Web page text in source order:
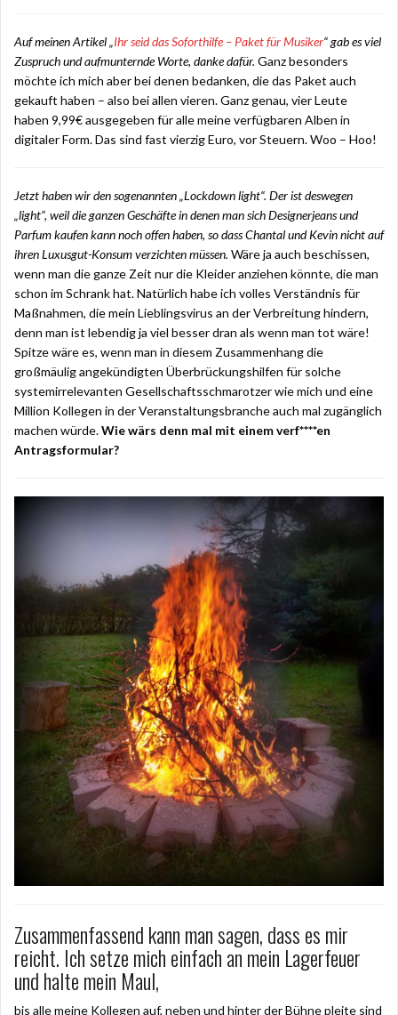
Auf meinen Artikel „Ihr seid das Soforthilfe – Paket für Musiker“ gab es viel
Zuspruch und aufmunternde Worte, danke dafür. Ganz besonders
möchte ich mich aber bei denen bedanken, die das Paket auch
gekauft haben – also bei allen vieren. Ganz genau, vier Leute
haben 9,99€ ausgegeben für alle meine verfügbaren Alben in
digitaler Form. Das sind fast vierzig Euro, vor Steuern. Woo – Hoo!
Jetzt haben wir den sogenannten „Lockdown light“. Der ist deswegen
„light“, weil die ganzen Geschäfte in denen man sich Designerjeans und
Parfum kaufen kann noch offen haben, so dass Chantal und Kevin nicht auf
ihren Luxusgut-Konsum verzichten müssen. Wäre ja auch beschissen,
wenn man die ganze Zeit nur die Kleider anziehen könnte, die man
schon im Schrank hat. Natürlich habe ich volles Verständnis für
Maßnahmen, die mein Lieblingsvirus an der Verbreitung hindern,
denn man ist lebendig ja viel besser dran als wenn man tot wäre!
Spitze wäre es, wenn man in diesem Zusammenhang die
großmäulig angekündigten Überbrückungshilfen für solche
systemirrelevanten Gesellschaftsschmarotzer wie mich und eine
Million Kollegen in der Veranstaltungsbranche auch mal zugänglich
machen würde.Wie wärs denn mal mit einem verf****en
Antragsformular?
Zusammenfassend kann man sagen, dass es mir
reicht. Ich setze mich einfach an mein Lagerfeuer
und halte mein Maul,
bis alle meine Kollegen auf, neben und hinter der Bühne pleite sind